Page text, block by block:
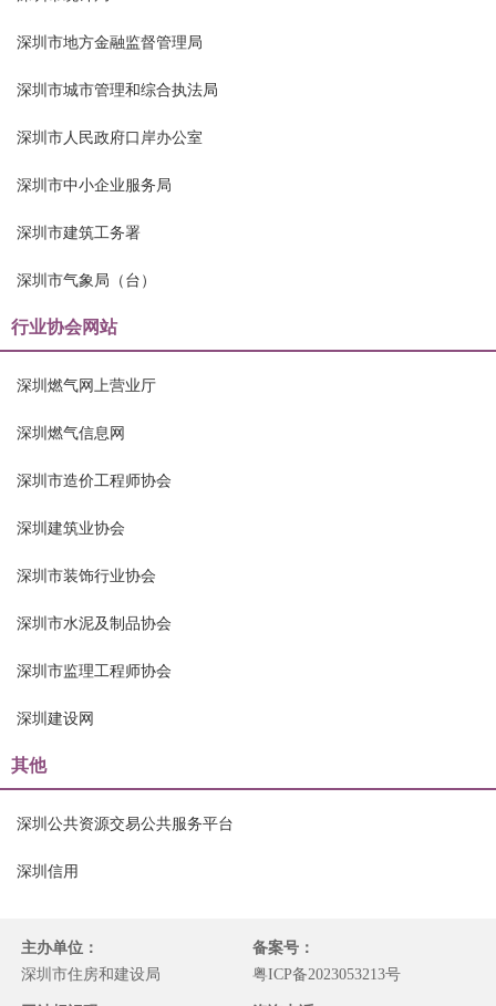
深圳市地方金融监督管理局
深圳市城市管理和综合执法局
深圳市人民政府口岸办公室
深圳市中小企业服务局
深圳市建筑工务署
深圳市气象局（台）
行业协会网站
深圳燃气网上营业厅
深圳燃气信息网
深圳市造价工程师协会
深圳建筑业协会
深圳市装饰行业协会
深圳市水泥及制品协会
深圳市监理工程师协会
深圳建设网
其他
深圳公共资源交易公共服务平台
深圳信用
主办单位：
深圳市住房和建设局
备案号：
粤ICP备2023053213号